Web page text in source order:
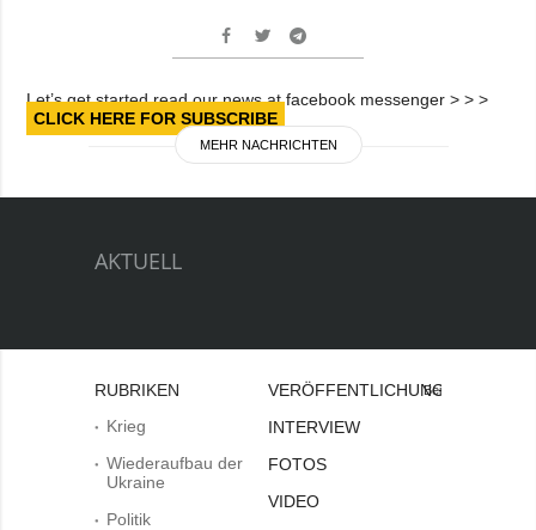
Let’s get started read our news at facebook messenger > > >
CLICK HERE FOR SUBSCRIBE
MEHR NACHRICHTEN
AKTUELL
RUBRIKEN
Krieg
Wiederaufbau der
Ukraine
Politik
VERÖFFENTLICHUNGEN
INTERVIEW
FOTOS
VIDEO
Bei